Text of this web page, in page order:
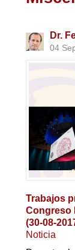
Dr.
04
Trabajos
Congreso
(30-08-
Noticia